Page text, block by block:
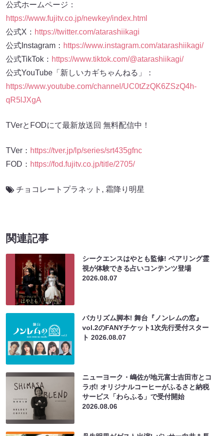
公式ホームページ：
https://www.fujitv.co.jp/newkey/index.html
公式X： https://twitter.com/atarashiikagi
公式Instagram： https://www.instagram.com/atarashiikagi/
公式TikTok： https://www.tiktok.com/@atarashiikagi/
公式YouTube「新しいカギちゃんねる」：
https://www.youtube.com/channel/UC0tZzQK6ZSzQ4h-
qR5lJXgA
TVerとFODにて最新放送回 無料配信中！
TVer： https://tver.jp/lp/series/srt435gfnc
FOD： https://fod.fujitv.co.jp/title/2705/
チョコレートプラネット , 霜降り明星
関連記事
シークエンスはやとも監修! ペアリング霊
視が体験できる占いコンテンツ登場
2026.08.07
バカリズム脚本! 舞台『ノンレムの窓』
vol.2のFANYチケット1次先行受付スター
ト2026.08.07
ニューヨーク・嶋佐が地元富士吉田市とコ
ラボ! オリジナルコーヒーがふるさと納税
サービス「わらふる」で受付開始
2026.08.06